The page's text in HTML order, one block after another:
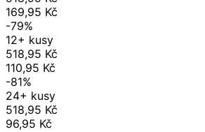
169,95 Kč
-79%
12+ kusy
518,95 Kč
110,95 Kč
-81%
24+ kusy
518,95 Kč
96,95 Kč